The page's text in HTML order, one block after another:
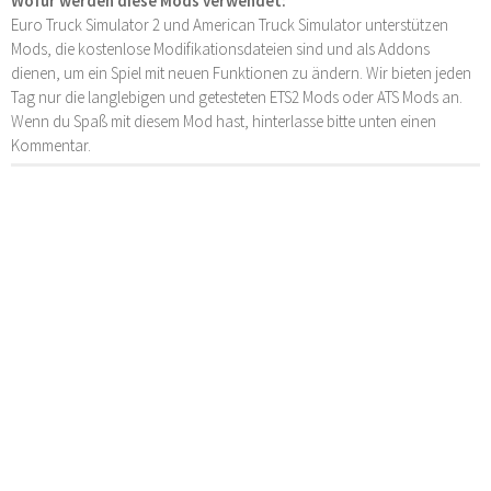
Euro Truck Simulator 2 und American Truck Simulator unterstützen
Mods, die kostenlose Modifikationsdateien sind und als Addons
dienen, um ein Spiel mit neuen Funktionen zu ändern. Wir bieten jeden
Tag nur die langlebigen und getesteten ETS2 Mods oder ATS Mods an.
Wenn du Spaß mit diesem Mod hast, hinterlasse bitte unten einen
Kommentar.